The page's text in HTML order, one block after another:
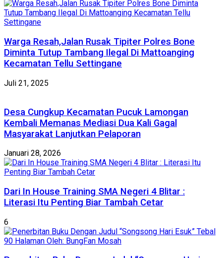
Warga Resah,Jalan Rusak Tipiter Polres Bone
Diminta Tutup Tambang Ilegal Di Mattoanging
Kecamatan Tellu Settingane
Juli 21, 2025
Desa Cungkup Kecamatan Pucuk Lamongan
Kembali Memanas Mediasi Dua Kali Gagal
Masyarakat Lanjutkan Pelaporan
Januari 28, 2026
Dari In House Training SMA Negeri 4 Blitar :
Literasi Itu Penting Biar Tambah Cetar
6